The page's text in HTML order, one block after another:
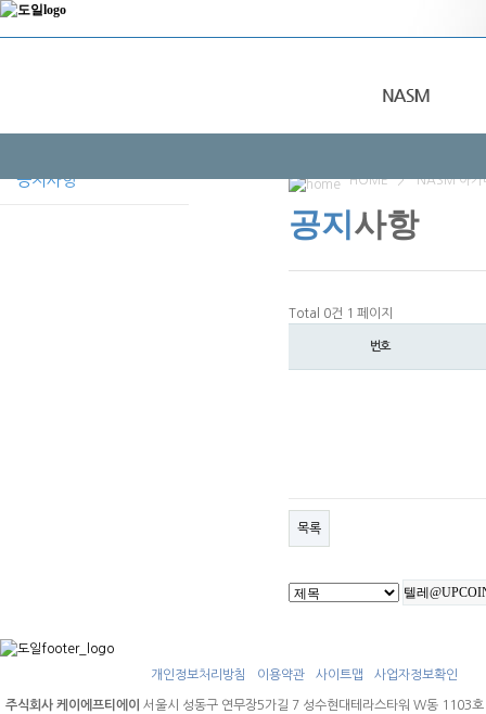
공지사항 HOME > NASM 아카
공지 사항
Total 0건 1 페이지
번호
목록
개인정보처리방침 이용약관 사이트맵 사업자정보확인
주식회사 케이에프티에이 서울시 성동구 연무장5가길 7 성수현대테라스타워 W동